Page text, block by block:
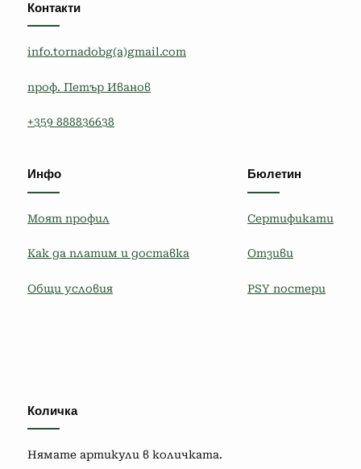
Контакти
info.tornadobg(a)gmail.com
проф. Петър Иванов
+359 888836638
Инфо
Моят профил
Как да платим и доставка
Общи условия
Бюлетин
Сертификати
Отзиви
PSY постери
Количка
Нямате артикули в количката.